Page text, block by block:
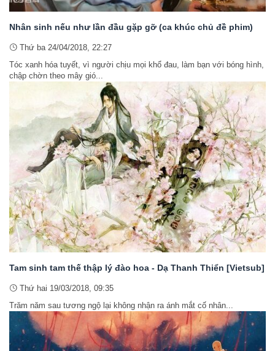
Nhân sinh nếu như lần đầu gặp gỡ (ca khúc chủ đề phim)
Thứ ba 24/04/2018, 22:27
Tóc xanh hóa tuyết, vì người chịu mọi khổ đau, làm bạn với bóng hình,
chập chờn theo mây gió...
Tam sinh tam thế thập lý đào hoa - Dạ Thanh Thiển [Vietsub]
Thứ hai 19/03/2018, 09:35
Trăm năm sau tương ngộ lại không nhận ra ánh mắt cố nhân...